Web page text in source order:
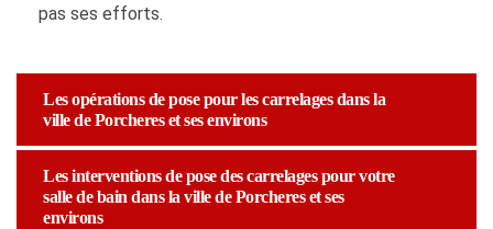
pas ses efforts.
Les opérations de pose pour les carrelages dans la
ville de Porcheres et ses environs
Les interventions de pose des carrelages pour votre
salle de bain dans la ville de Porcheres et ses
environs